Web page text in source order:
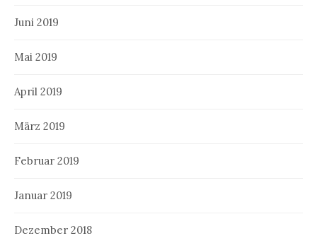
Juni 2019
Mai 2019
April 2019
März 2019
Februar 2019
Januar 2019
Dezember 2018